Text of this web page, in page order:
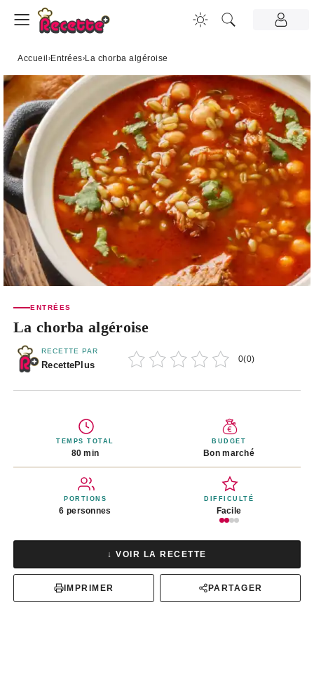
Accueil ›Entrées› La chorba algéroise
ENTRÉES
La chorba algéroise
RECETTE PAR
RecettePlus
0(0)
TEMPS TOTAL
80 min
BUDGET
Bon marché
PORTIONS
6 personnes
DIFFICULTÉ
Facile
↓ VOIR LA RECETTE
IMPRIMER PARTAGER